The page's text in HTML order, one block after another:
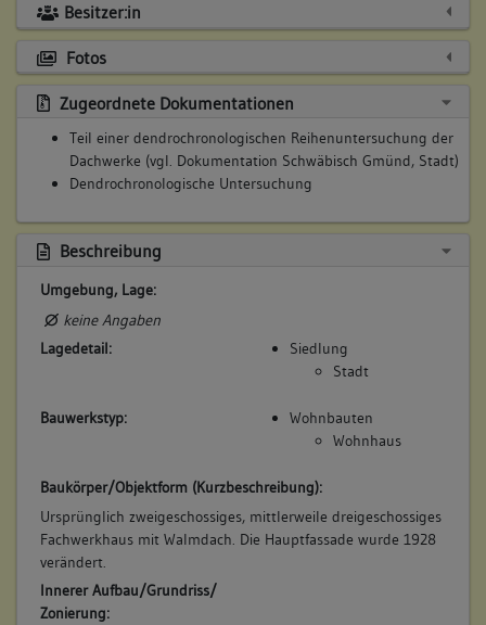
4. Bauphase:
(1920)
Dachgeschossumbau
Betroffene Gebäudeteile:
Dachgeschoss(e)
5. Bauphase:
(1928)
Veränderung der Hauptfassade im Erdgeschoss:
Modernisierungmaßnahme Ende der 1920er Jahre
zurückzuführen.
Erdgeschoss
6. Bauphase:
(1967 - 1978)
Hofportal nahezu vollkommen ausgewechselt
Betroffene Gebäudeteile:
keine
Besitzer:in
Fotos
Zugeordnete Dokumentationen
Teil einer dendrochronologischen Reihenuntersuchung der
Dachwerke (vgl. Dokumentation Schwäbisch Gmünd, Stadt)
Dendrochronologische Untersuchung
Beschreibung
Umgebung, Lage:
keine Angaben
Lagedetail:
Siedlung
Stadt
Bauwerkstyp:
Wohnbauten
Wohnhaus
Baukörper/Objektform (Kurzbeschreibung):
Ursprünglich zweigeschossiges, mittlerweile dreigeschossiges
Fachwerkhaus mit Walmdach. Die Hauptfassade wurde 1928
verändert.
Innerer Aufbau/Grundriss/
Zonierung: